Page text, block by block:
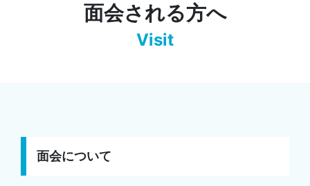
面会される方へ
Visit
面会について